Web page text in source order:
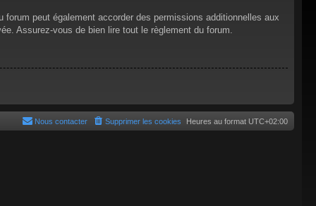
forum peut également accorder des permissions additionnelles aux
Assurez-vous de bien lire tout le règlement du forum.
Heures au format UTC+02:00
Supprimer les cookies
Nous contacter